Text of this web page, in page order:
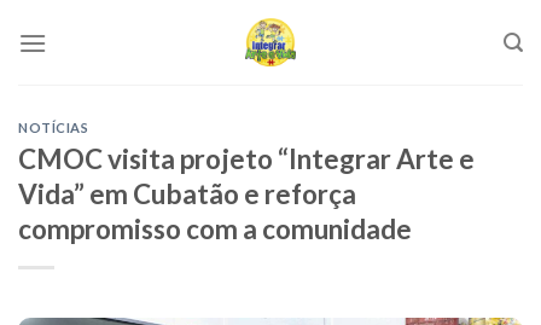
NOTÍCIAS
CMOC visita projeto “Integrar Arte e
Vida” em Cubatão e reforça
compromisso com a comunidade